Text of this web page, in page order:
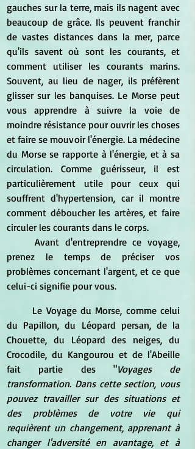
gauches sur la terre, mais ils nagent avec
beaucoup de grâce. Ils peuvent franchir
de vastes distances dans la mer, parce
qu'ils savent où sont les courants, et
comment utiliser les courants marins.
Souvent, au lieu de nager, ils préfèrent
glisser sur les banquises. Le Morse peut
vous apprendre à suivre la voie de
moindre résistance pour ouvrir les choses
et faire se mouvoir l'énergie. La médecine
du Morse se rapporte à l'énergie, et à sa
circulation. Comme guérisseur, il est
particulièrement utile pour ceux qui
souffrent d'hypertension, car il montre
comment déboucher les artères, et faire
circuler les courants dans le corps.
prenez le temps de préciser vos
problèmes concernant l'argent, et ce que
celui-ci signifie pour vous.
du Papillon, du Léopard persan, de la
Chouette, du Léopard des neiges, du
Crocodile, du Kangourou et de l'Abeille
fait partie des "Voyages de
transformation. Dans cette section, vous
pouvez travailler sur des situations et
des problèmes de votre vie qui
requièrent un changement, apprenant à
changer l'adversité en avantage, et à